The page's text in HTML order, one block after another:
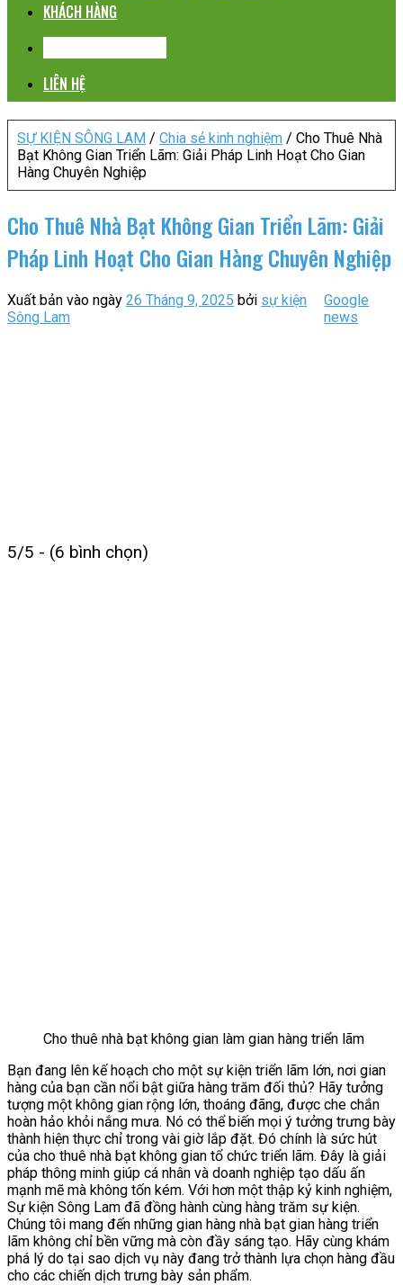
KHÁCH HÀNG
LIÊN HỆ
SỰ KIỆN SÔNG LAM / Chia sẻ kinh nghiệm / Cho Thuê Nhà
Bạt Không Gian Triển Lãm: Giải Pháp Linh Hoạt Cho Gian
Hàng Chuyên Nghiệp
Cho Thuê Nhà Bạt Không Gian Triển Lãm: Giải
Pháp Linh Hoạt Cho Gian Hàng Chuyên Nghiệp
Xuất bản vào ngày 26 Tháng 9, 2025 bởi sự kiện
Sông Lam
Google
news
5/5 - (6 bình chọn)
Cho thuê nhà bạt không gian làm gian hàng triển lãm
Bạn đang lên kế hoạch cho một sự kiện triển lãm lớn, nơi gian
hàng của bạn cần nổi bật giữa hàng trăm đối thủ? Hãy tưởng
tượng một không gian rộng lớn, thoáng đãng, được che chắn
hoàn hảo khỏi nắng mưa. Nó có thể biến mọi ý tưởng trưng bày
thành hiện thực chỉ trong vài giờ lắp đặt. Đó chính là sức hút
của cho thuê nhà bạt không gian tổ chức triển lãm. Đây là giải
pháp thông minh giúp cá nhân và doanh nghiệp tạo dấu ấn
mạnh mẽ mà không tốn kém. Với hơn một thập kỷ kinh nghiệm,
Sự kiện Sông Lam đã đồng hành cùng hàng trăm sự kiện.
Chúng tôi mang đến những gian hàng nhà bạt gian hàng triển
lãm không chỉ bền vững mà còn đầy sáng tạo. Hãy cùng khám
phá lý do tại sao dịch vụ này đang trở thành lựa chọn hàng đầu
cho các chiến dịch trưng bày sản phẩm.